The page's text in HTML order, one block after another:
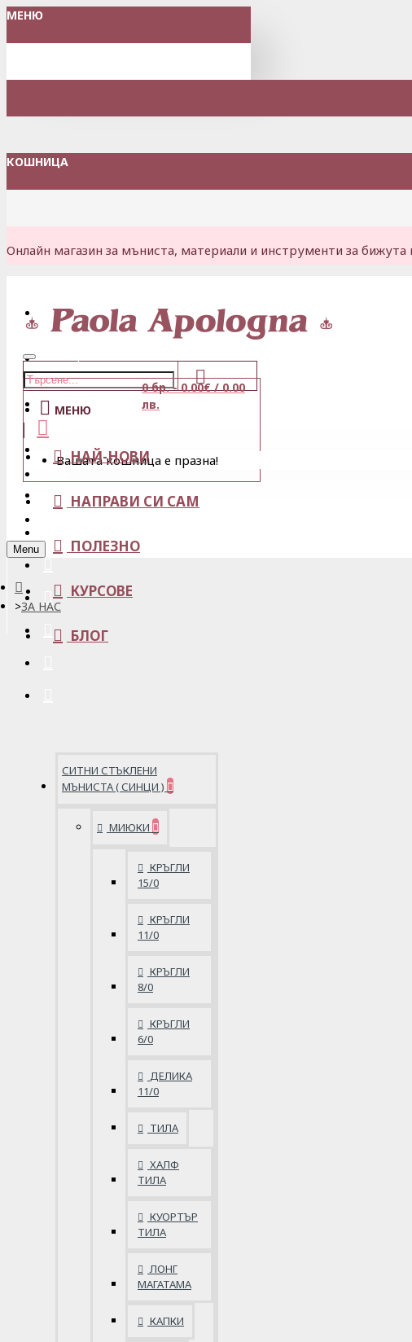
МЕНЮ
КОШНИЦА
Онлайн магазин за мъниста, материали и инструменти за
Вход
Магазини
Любими
0 бр. - 0.00€ / 0.00
лв.
Вашата кошница е празна!
МЕНЮ
НАЙ-НОВИ
НАПРАВИ СИ САМ
ПОЛЕЗНО
КУРСОВЕ
БЛОГ
Menu
ЗА НАС
СИТНИ СТЪКЛЕНИ
МЪНИСТА ( СИНЦИ )
МИЮКИ
КРЪГЛИ
15/0
КРЪГЛИ
11/0
КРЪГЛИ
8/0
КРЪГЛИ
6/0
ДЕЛИКА
11/0
ТИЛА
ХАЛФ
ТИЛА
КУОРТЪР
ТИЛА
ЛОНГ
МАГАТАМА
КАПКИ